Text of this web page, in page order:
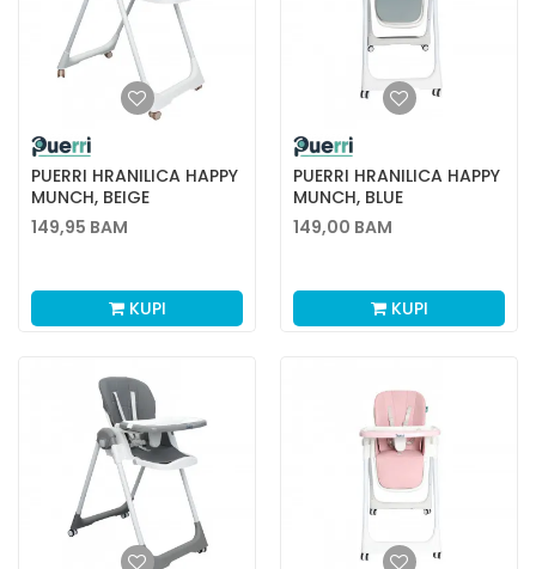
PUERRI HRANILICA HAPPY
MUNCH, BEIGE
149,95 BAM
KUPI
PUERRI HRANILICA HAPPY
MUNCH, BLUE
149,00 BAM
KUPI